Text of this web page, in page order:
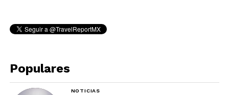
Populares
NOTICIAS